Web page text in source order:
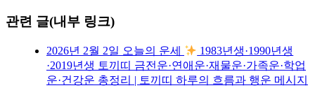
관련 글(내부 링크)
2026년 2월 2일 오늘의 운세
1983년생·1990년생
·2019년생 토끼띠 금전운·연애운·재물운·가족운·학업
운·건강운 총정리 | 토끼띠 하루의 흐름과 행운 메시지